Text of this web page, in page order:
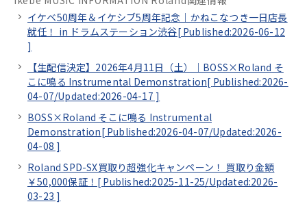
イケベ50周年＆イケシブ5周年記念｜かねこなつき一日店長
就任！ in ドラムステーション渋谷[ Published:2026-06-12
]
【生配信決定】2026年4月11日（土）｜BOSS×Roland そ
こに鳴る Instrumental Demonstration[ Published:2026-
04-07/Updated:2026-04-17 ]
BOSS×Roland そこに鳴る Instrumental
Demonstration[ Published:2026-04-07/Updated:2026-
04-08 ]
Roland SPD-SX買取り超強化キャンペーン！ 買取り金額
￥50,000保証！[ Published:2025-11-25/Updated:2026-
03-23 ]